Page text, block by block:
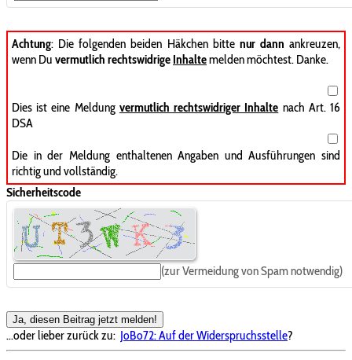
Achtung: Die folgenden beiden Häkchen bitte nur dann ankreuzen,
wenn Du vermutlich rechtswidrige Inhaltemelden möchtest. Danke.
Dies ist eine Meldung vermutlich rechtswidriger Inhalte nach Art. 16
DSA
Die in der Meldung enthaltenen Angaben und Ausführungen sind
richtig und vollständig.
Sicherheitscode
(zur Vermeidung von Spam notwendig)
Ja, diesen Beitrag jetzt melden!
...oder lieber zurück zu: JoBo72: Auf der Widerspruchsstelle?